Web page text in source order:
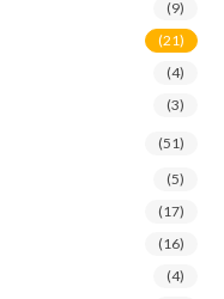
(9)
(21)
(4)
(3)
(51)
(5)
(17)
(16)
(4)